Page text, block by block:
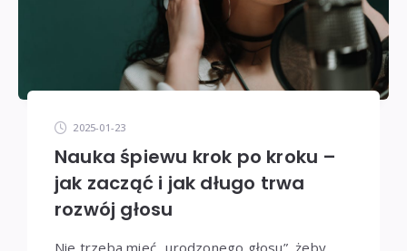
2025-01-23
Nauka śpiewu krok po kroku –
jak zacząć i jak długo trwa
rozwój głosu
Nie trzeba mieć „urodzonego głosu”, żeby